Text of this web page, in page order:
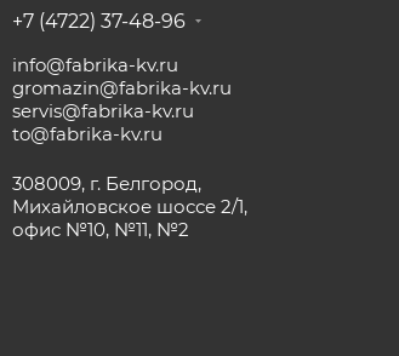
+7 (4722) 37-48-96
info@fabrika-kv.ru
gromazin@fabrika-kv.ru
servis@fabrika-kv.ru
to@fabrika-kv.ru
308009, г. Белгород,
Михайловское шоссе 2/1,
офис №10, №11, №2